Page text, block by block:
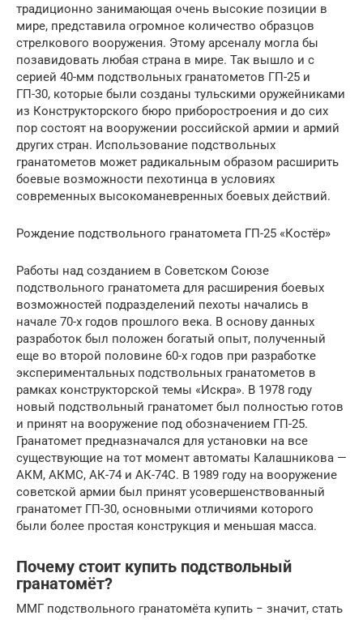
традиционно занимающая очень высокие позиции в
мире, представила огромное количество образцов
стрелкового вооружения. Этому арсеналу могла бы
позавидовать любая страна в мире. Так вышло и с
серией 40-мм подствольных гранатометов ГП-25 и
ГП-30, которые были созданы тульскими оружейниками
из Конструкторского бюро приборостроения и до сих
пор состоят на вооружении российской армии и армий
других стран. Использование подствольных
гранатометов может радикальным образом расширить
боевые возможности пехотинца в условиях
современных высокоманевренных боевых действий.
Рождение подствольного гранатомета ГП-25 «Костёр»
Работы над созданием в Советском Союзе
подствольного гранатомета для расширения боевых
возможностей подразделений пехоты начались в
начале 70-х годов прошлого века. В основу данных
разработок был положен богатый опыт, полученный
еще во второй половине 60-х годов при разработке
экспериментальных подствольных гранатометов в
рамках конструкторской темы «Искра». В 1978 году
новый подствольный гранатомет был полностью готов
и принят на вооружение под обозначением ГП-25.
Гранатомет предназначался для установки на все
существующие на тот момент автоматы Калашникова —
АКМ, АКМС, АК-74 и АК-74С. В 1989 году на вооружение
советской армии был принят усовершенствованный
гранатомет ГП-30, основными отличиями которого
были более простая конструкция и меньшая масса.
Почему стоит купить подствольный
гранатомёт?
ММГ подствольного гранатомёта купить − значит, стать